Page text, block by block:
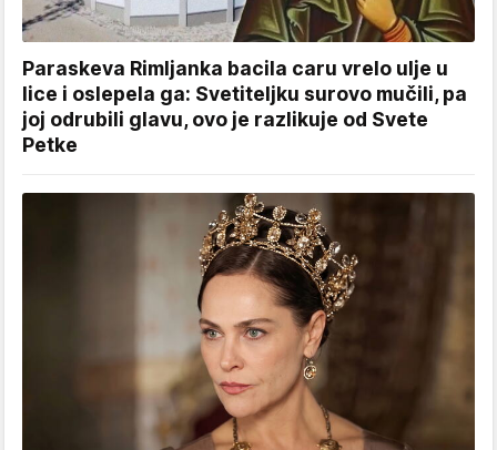
Paraskeva Rimljanka bacila caru vrelo ulje u
lice i oslepela ga: Svetiteljku surovo mučili, pa
joj odrubili glavu, ovo je razlikuje od Svete
Petke